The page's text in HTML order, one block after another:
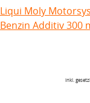
Liqui Moly
Benzin Additiv 300
inkl.